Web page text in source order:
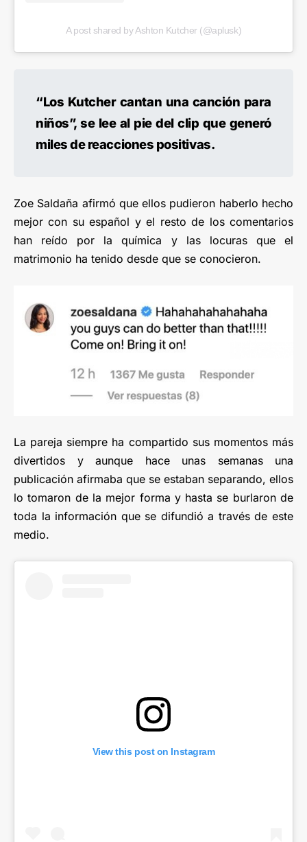
A post shared by Ashton Kutcher (@aplusk)
“Los Kutcher cantan una canción para
niños”, se lee al pie del clip que generó
miles de reacciones positivas.
Zoe Saldaña afirmó que ellos pudieron haberlo hecho
mejor con su español y el resto de los comentarios
han reído por la química y las locuras que el
matrimonio ha tenido desde que se conocieron.
La pareja siempre ha compartido sus momentos más
divertidos y aunque hace unas semanas una
publicación afirmaba que se estaban separando, ellos
lo tomaron de la mejor forma y hasta se burlaron de
toda la información que se difundió a través de este
medio.
View this post on Instagram